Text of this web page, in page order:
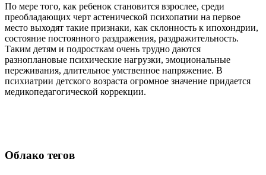
По мере того, как ребенок становится взрослее, среди
преобладающих черт астенической психопатии на первое
место выходят такие признаки, как склонность к ипохондрии,
состояние постоянного раздражения, раздражительность.
Таким детям и подросткам очень трудно даются
разноплановые психические нагрузки, эмоциональные
переживания, длительное умственное напряжение. В
психиатрии детского возраста огромное значение придается
медикопедагогической коррекции.
Облако тегов